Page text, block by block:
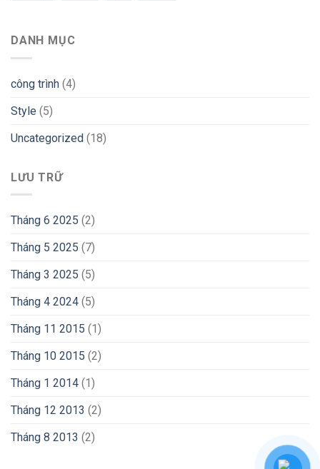
DANH MỤC
công trình (4)
Style (5)
Uncategorized (18)
LƯU TRỮ
Tháng 6 2025 (2)
Tháng 5 2025 (7)
Tháng 3 2025 (5)
Tháng 4 2024 (5)
Tháng 11 2015 (1)
Tháng 10 2015 (2)
Tháng 1 2014 (1)
Tháng 12 2013 (2)
Tháng 8 2013 (2)